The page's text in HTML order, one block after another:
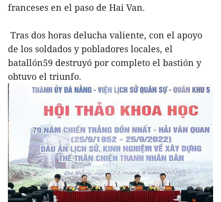
franceses en el paso de Hai Van.
Tras dos horas delucha valiente, con el apoyo
de los soldados y pobladores locales, el
batallón59 destruyó por completo el bastión y
obtuvo el triunfo.